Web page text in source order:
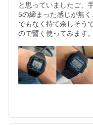
と思っていましたご、
5の締まった感じが無
でもなく持て余しそう
ので暫く使ってみます。